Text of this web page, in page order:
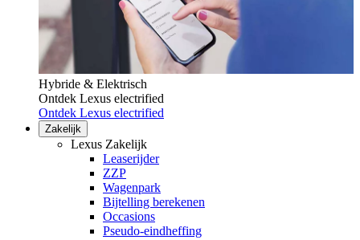
Hybride & Elektrisch
Ontdek Lexus electrified
Ontdek Lexus electrified
Zakelijk
Lexus Zakelijk
Leaserijder
ZZP
Wagenpark
Bijtelling berekenen
Occasions
Pseudo-eindheffing